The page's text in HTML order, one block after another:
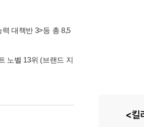
대책반 3>등 총 8,5
노벨 13위 (브랜드 지